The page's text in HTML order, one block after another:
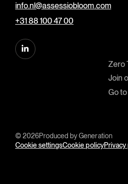
info.nl@assessiobloom.com
+31 88 100 47 00
Zero
Join
Go
© 2026Produced byGeneration
Cookie settingsCookie policyPrivacy